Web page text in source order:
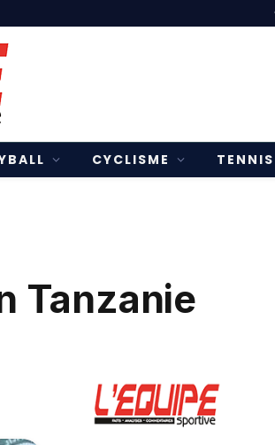
CYCLISME TENNIS
Tanzanie